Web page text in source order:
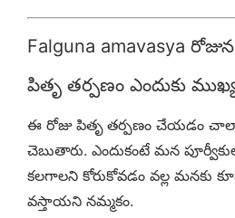
Falguna amavasya
పితృ తర్పణం ఎందుకు
ఈ రోజు పితృ తర్పణం చేయడం చాలా
చెబుతారు. ఎందుకంటే మన
కలగాలని కోరుకోవడం వల్ల మనకు
వస్తాయని నమ్మకం.